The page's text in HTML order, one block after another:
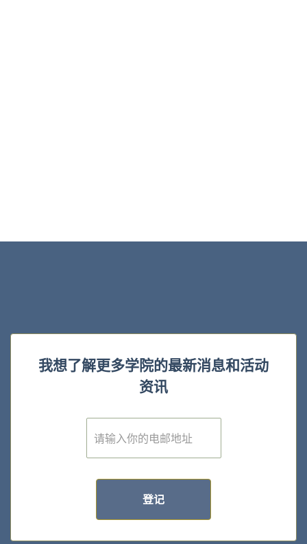
我想了解更多学院的最新消息和活动
资讯
E
m
登记